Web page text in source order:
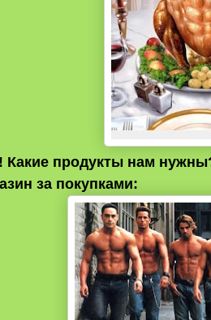
Какие продукты нам
за покупками: